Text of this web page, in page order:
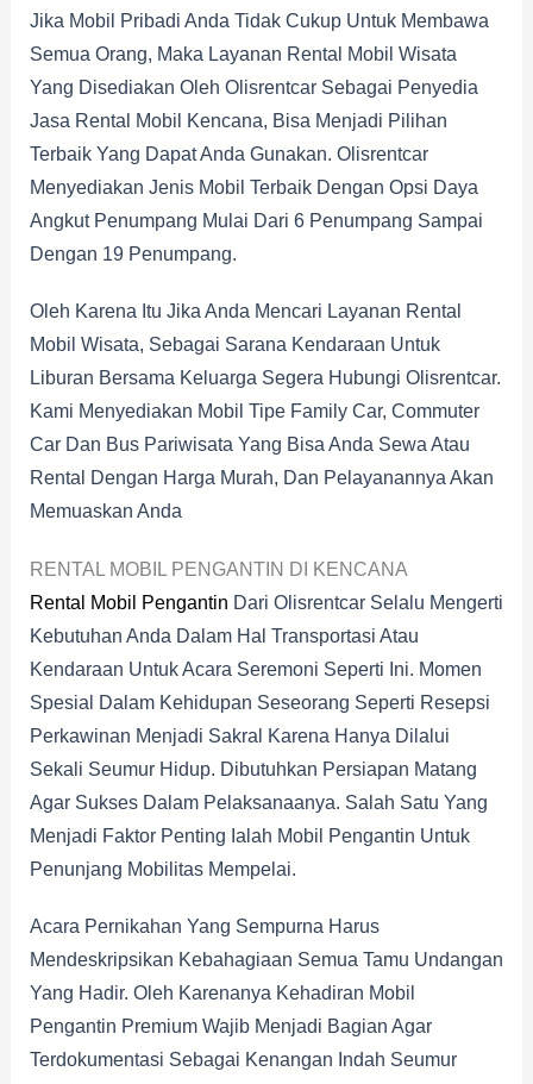
Jika Mobil Pribadi Anda Tidak Cukup Untuk Membawa
Semua Orang, Maka Layanan Rental Mobil Wisata
Yang Disediakan Oleh Olisrentcar Sebagai Penyedia
Jasa Rental Mobil Kencana, Bisa Menjadi Pilihan
Terbaik Yang Dapat Anda Gunakan. Olisrentcar
Menyediakan Jenis Mobil Terbaik Dengan Opsi Daya
Angkut Penumpang Mulai Dari 6 Penumpang Sampai
Dengan 19 Penumpang.
Oleh Karena Itu Jika Anda Mencari Layanan Rental
Mobil Wisata, Sebagai Sarana Kendaraan Untuk
Liburan Bersama Keluarga Segera Hubungi Olisrentcar.
Kami Menyediakan Mobil Tipe Family Car, Commuter
Car Dan Bus Pariwisata Yang Bisa Anda Sewa Atau
Rental Dengan Harga Murah, Dan Pelayanannya Akan
Memuaskan Anda
RENTAL MOBIL PENGANTIN DI KENCANA
Rental Mobil Pengantin Dari Olisrentcar Selalu Mengerti
Kebutuhan Anda Dalam Hal Transportasi Atau
Kendaraan Untuk Acara Seremoni Seperti Ini. Momen
Spesial Dalam Kehidupan Seseorang Seperti Resepsi
Perkawinan Menjadi Sakral Karena Hanya Dilalui
Sekali Seumur Hidup. Dibutuhkan Persiapan Matang
Agar Sukses Dalam Pelaksanaanya. Salah Satu Yang
Menjadi Faktor Penting Ialah Mobil Pengantin Untuk
Penunjang Mobilitas Mempelai.
Acara Pernikahan Yang Sempurna Harus
Mendeskripsikan Kebahagiaan Semua Tamu Undangan
Yang Hadir. Oleh Karenanya Kehadiran Mobil
Pengantin Premium Wajib Menjadi Bagian Agar
Terdokumentasi Sebagai Kenangan Indah Seumur